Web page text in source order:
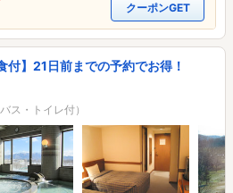
クーポンGET
付】21日前までの予約でお得！
ス・トイレ付）